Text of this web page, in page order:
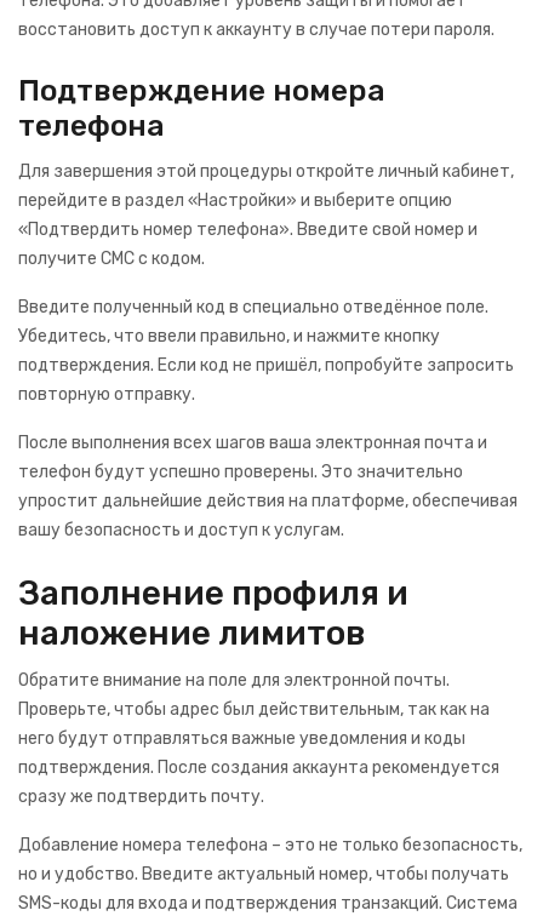
восстановить доступ к аккаунту в случае потери пароля.
Подтверждение номера
телефона
Для завершения этой процедуры откройте личный кабинет,
перейдите в раздел «Настройки» и выберите опцию
«Подтвердить номер телефона». Введите свой номер и
получите СМС с кодом.
Введите полученный код в специально отведённое поле.
Убедитесь, что ввели правильно, и нажмите кнопку
подтверждения. Если код не пришёл, попробуйте запросить
повторную отправку.
После выполнения всех шагов ваша электронная почта и
телефон будут успешно проверены. Это значительно
упростит дальнейшие действия на платформе, обеспечивая
вашу безопасность и доступ к услугам.
Заполнение профиля и
наложение лимитов
Обратите внимание на поле для электронной почты.
Проверьте, чтобы адрес был действительным, так как на
него будут отправляться важные уведомления и коды
подтверждения. После создания аккаунта рекомендуется
сразу же подтвердить почту.
Добавление номера телефона – это не только безопасность,
но и удобство. Введите актуальный номер, чтобы получать
SMS-коды для входа и подтверждения транзакций. Система